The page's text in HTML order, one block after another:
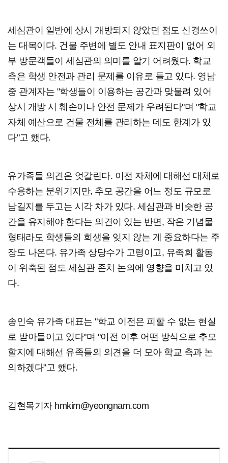
세심관이 일반에 상시 개방되지 않았던 점도 신경쓰이
는 대목이다. 건물 주변에 별도 안내 표지판이 없어 외
부 방문객들이 세심관의 의미를 알기 어려웠다. 학교
측은 학생 안전과 관리 문제를 이유로 들고 있다. 영남
중 관계자는 "학생들이 이용하는 공간과 맞물려 있어
상시 개방 시 훼손이나 안전 문제가 우려된다"며 "학교
자체 예산으로 건물 전체를 관리하는 데도 한계가 있
다"고 했다.
유가족들 의견은 엇갈린다. 이전 자체에 대해선 대체로
수용하는 분위기지만, 추모 공간을 어느 정도 규모로
남길지를 두고는 시각 차가 있다. 세심관과 비슷한 공
간을 유지해야 한다는 의견이 있는 반면, 작은 기념물
형태라도 학생들의 희생을 잊지 않는 게 중요하다는 주
장도 나온다. 유가족 상당수가 고령이고, 유족회 활동
이 위축된 점도 세심관 존치 논의에 영향을 미치고 있
다.
송인숙 유가족 대표는 "학교 이전은 피할 수 없는 현실
로 받아들이고 있다"며 "이전 이후 어떤 방식으로 추모
할지에 대해선 유족들의 의견을 더 모아 학교 측과 논
의하겠다"고 했다.
김현목기자 hmkim@yeongnam.com